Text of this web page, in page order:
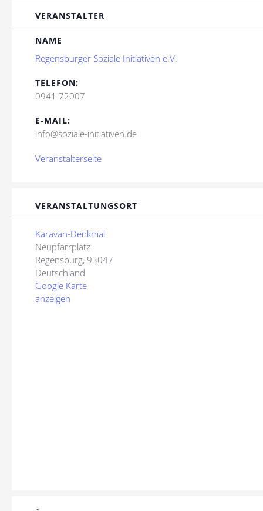
VERANSTALTER
NAME
Regensburger Soziale Initiativen e.V.
TELEFON:
0941 72007
E-MAIL:
info@soziale-initiativen.de
Veranstalterseite
VERANSTALTUNGSORT
Karavan-Denkmal
Neupfarrplatz
Regensburg, 93047
Deutschland
Google Karte
anzeigen